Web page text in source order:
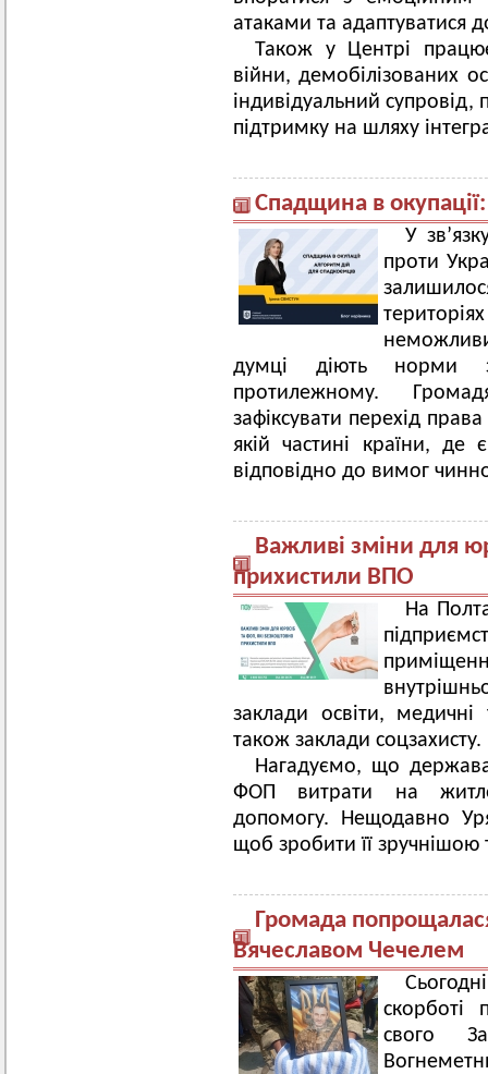
атаками та адаптуватися
Також у Центрі
війни, демобілізованих
індивідуальний супровід,
підтримку на шляху
Спадщина в
У
проти
думці діють норми
протилежному.
зафіксувати перехід
якій частині країни,
відповідно до вимог
Важливі зміни для
прихистили ВПО
На
заклади освіти, медичні
також заклади соцзахисту.
Нагадуємо, що
ФОП витрати на
допомогу. Нещодавно
щоб зробити її зручнішою
Громада
Вячеславом Чечелем
скорботі
свого